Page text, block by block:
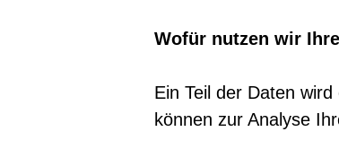
Wofür nutzen wir
Ein Teil der Daten
können zur Analyse